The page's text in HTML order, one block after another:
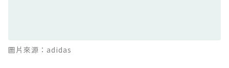
Boot：馬汀首款雨靴登場，經典八孔加上全防
圖片來源：adidas